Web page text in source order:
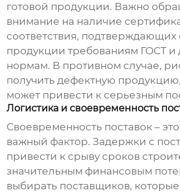
готовой продукции. Важно
внимание на наличие
соответствия, подтверждающих
продукции требованиям ГОСТ и
нормам. В противном случае,
получить дефектную
может привести к серьезным
Логистика и своевременность
Своевременность поставок –
важный фактор. Задержки с
привести к срыву сроков
значительным финансовым
выбирать поставщиков,